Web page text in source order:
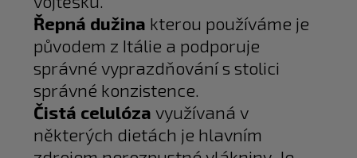
Řepná dužina kterou používáme je
původem z Itálie a podporuje
správné vyprazdňování s stolici
správné konzistence.
Čistá celulóza využívaná v
některých dietách je hlavním